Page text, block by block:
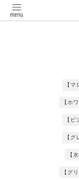
【
【ホ
【
【
【
【グ